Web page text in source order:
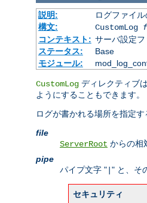
説明:
ログファイ
構文:
CustomLog
コンテキスト: サーバ設定
ステータス:
Base
モジュール:
CustomLog ディレクティブ
ようにすることもできます。
ログが書かれる場所を指定
file
ServerRoot からの相
pipe
パイプ文字 "|" と、そ
セキュリティ